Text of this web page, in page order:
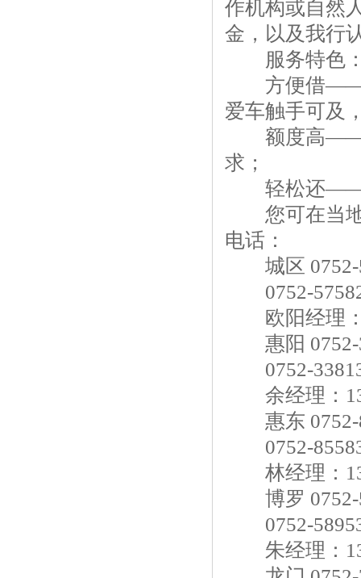
作机构或自然
金，以及我行
服务特色
方便借——申
爱车触手可及
额度高——最
求；
轻松还——还
您可在当地
电话：
城区 0752-
0752-
欧阳经理：
惠阳 0752-
0752-
余经理：
惠东 0752-
0752-
林经理：
博罗 0752-
0752-
朱经理：